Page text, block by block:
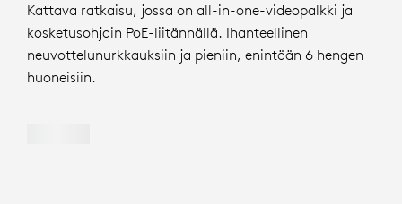
Kattava ratkaisu, jossa on all-in-one-videopalkki ja
kosketusohjain PoE-liitännällä. Ihanteellinen
neuvottelunurkkauksiin ja pieniin, enintään 6 hengen
huoneisiin.